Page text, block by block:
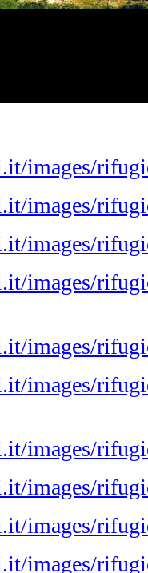
images/
images/
images/
images/
images/
images/
images/
images/
images/
images/